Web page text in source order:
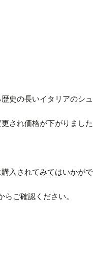
史の長いイタリアのシュ
され価格が下がりました
入されてみてはいかが
らご確認ください。